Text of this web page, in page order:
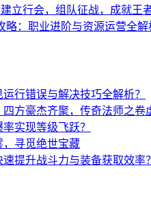
立行会，组队征战，成就王
略：职业进阶与资源运营全解
行错误与解决技巧全解析？
方豪杰齐聚，传奇法师之卷
实现等级飞跃？
寻觅绝世宝藏
提升战斗力与装备获取效率？